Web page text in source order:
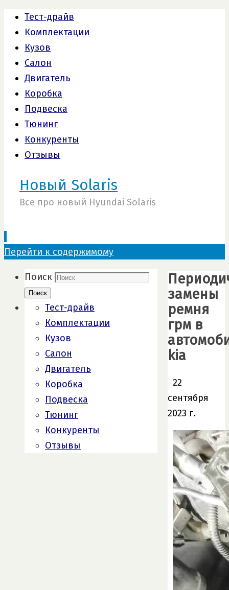
Тест-драйв
Комплектации
Кузов
Салон
Двигатель
Коробка
Подвеска
Тюнинг
Конкуренты
Отзывы
Новый Solaris
Все про новый Hyundai Solaris
Перейти к содержимому
замены
ремня
грм в
kia
22
сентября
2023 г.
Поиск
Поиск
Тест-драйв
Комплектации
Кузов
Салон
Двигатель
Коробка
Подвеска
Тюнинг
Конкуренты
Отзывы